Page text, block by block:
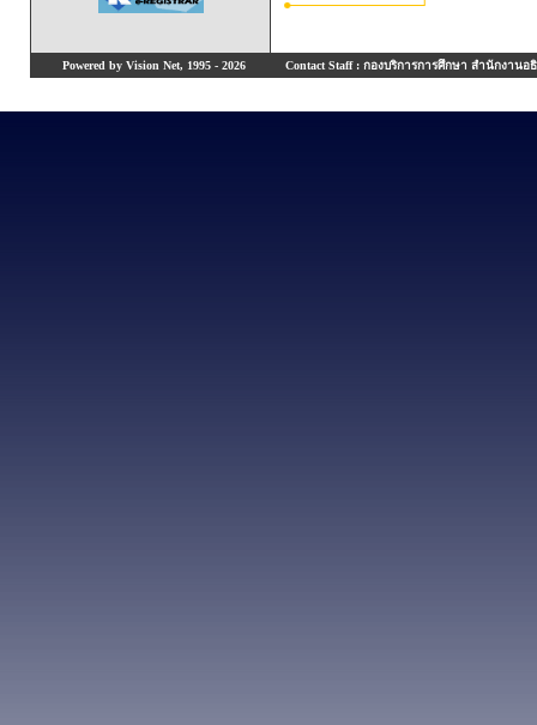
Powered by Vision Net, 1995 - 2026 Contact Staff : กองบริการการศึกษา สำนักงานอธิ